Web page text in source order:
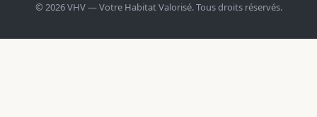
© 2026 VHV — Votre Habitat Valorisé. Tous droits réservés.